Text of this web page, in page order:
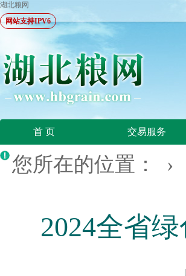
湖北粮网
网站支持IPV6
首 页 交易服务
您所在的位置： ›
2024全省